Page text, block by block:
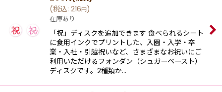
(税込: 216円)
在庫あり
「祝」ディスクを追加できます 食べられるシート
に食用インクでプリントした、入園・入学・卒
業・入社・引越祝いなど、さまざまなお祝いにご
利用いただけるフォンダン（シュガーペースト）
ディスクです。2種類か…